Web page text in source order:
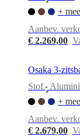
ontwerpers
Carrière
certifications
franchisenemer
ProgramProjects
+
Aanbev.
€ 2.269,00
Osaka 3-
Stof
•
+
Aanbev.
€ 2.679,00